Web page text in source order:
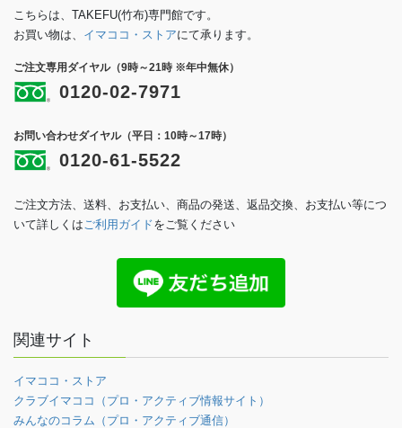
こちらは、TAKEFU(竹布)専門館です。
お買い物は、 イマココ・ストアにて承ります。
ご注文専用ダイヤル（9時～21時 ※年中無休）
0120-02-7971
お問い合わせダイヤル（平日：10時～17時）
0120-61-5522
ご注文方法、送料、お支払い、商品の発送、返品交換、お支払い等につ
いて詳しくは ご利用ガイドをご覧ください
関連サイト
イマココ・ストア
クラブイマココ（プロ・アクティブ情報サイト）
みんなのコラム（プロ・アクティブ通信）